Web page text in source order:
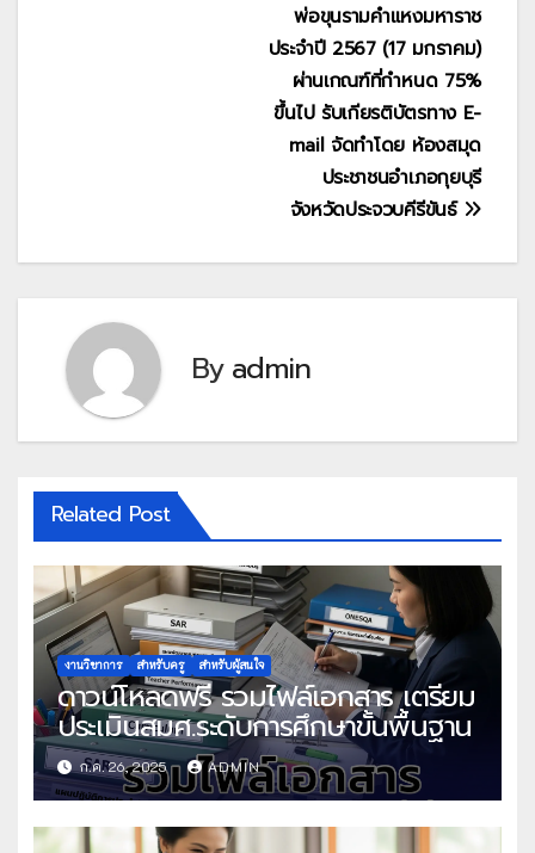
พ่อขุนรามคำแหงมหาราช
ประจำปี 2567 (17 มกราคม)
ผ่านเกณฑ์ที่กำหนด 75%
ขึ้นไป รับเกียรติบัตรทาง E-
mail จัดทำโดย ห้องสมุด
ประชาชนอำเภอกุยบุรี
จังหวัดประจวบคีรีขันธ์
Byadmin
Related Post
งานวิชาการ สำหรับครู สำหรับผู้สนใจ
ดาวน์โหลดฟรี รวมไฟล์เอกสาร เตรียม
ประเมินสมศ.ระดับการศึกษาขั้นพื้นฐาน
ก.ค. 26, 2025 ADMIN